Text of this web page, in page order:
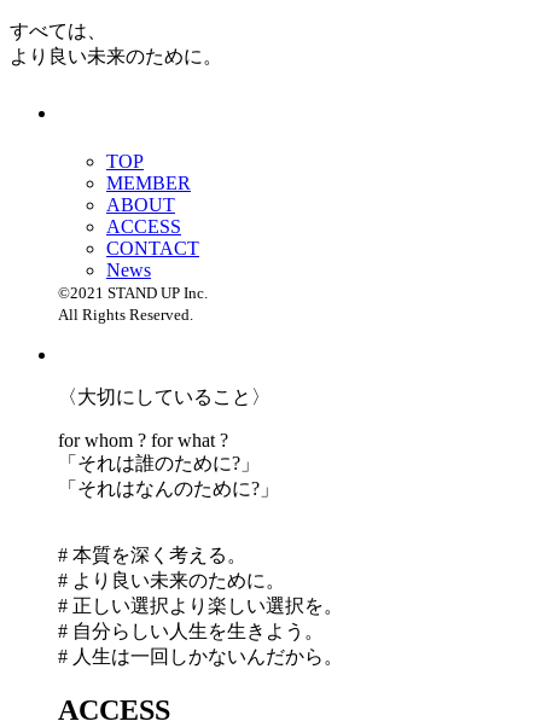
すべては、
より良い未来のために。
TOP
MEMBER
ABOUT
ACCESS
CONTACT
News
©2021 STAND UP Inc.
All Rights Reserved.
〈大切にしていること〉
for whom ? for what ?
「 それは誰のために?」
「 それはなんのために?」
# 本質を深く考える。
# より良い未来のために。
# 正しい選択より楽しい選択を。
# 自分らしい人生を生きよう。
# 人生は一回しかないんだから。
ACCESS